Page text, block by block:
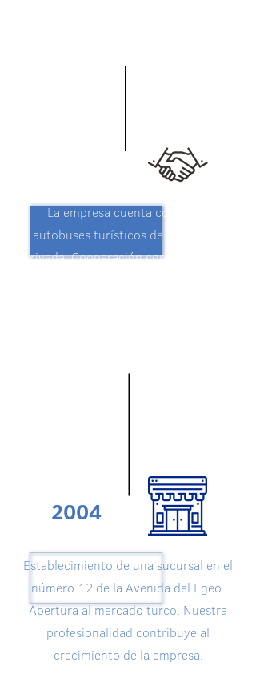
La empresa cuenta con cinco
autobuses turísticos de propiedad
privada. Cooperación con operadores
2004
Establecimiento de una sucursal en el
número 12 de la Avenida del Egeo.
Apertura al mercado turco. Nuestra
profesionalidad contribuye al
crecimiento de la empresa.